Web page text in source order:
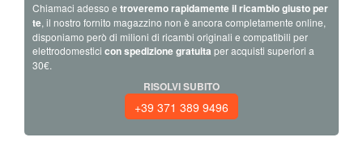
Chiamaci adesso e troveremo rapidamente il ricambio giusto per
te, il nostro fornito magazzino non è ancora completamente online,
disponiamo però di milioni di ricambi originali e compatibili per
elettrodomestici con spedizione gratuita per acquisti superiori a
30€.
RISOLVI SUBITO
+39 371 389 9496